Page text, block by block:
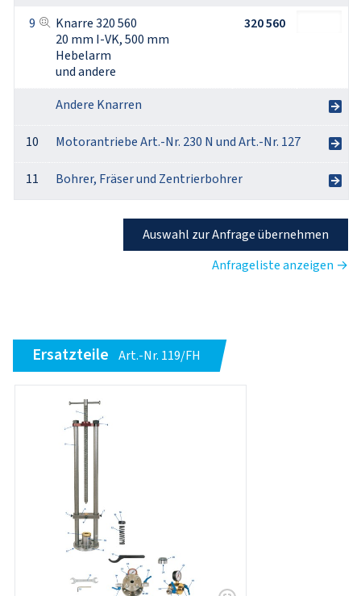
9
Knarre 320 560
20 mm I-VK, 500 mm
Hebelarm
und andere
320 560
Andere Knarren
10 Motorantriebe Art.-Nr. 230 N und Art.-Nr. 127
11 Bohrer, Fräser und Zentrierbohrer
Auswahl zur Anfrage übernehmen
Anfrageliste anzeigen →
Ersatzteile Art.-Nr. 119/FH